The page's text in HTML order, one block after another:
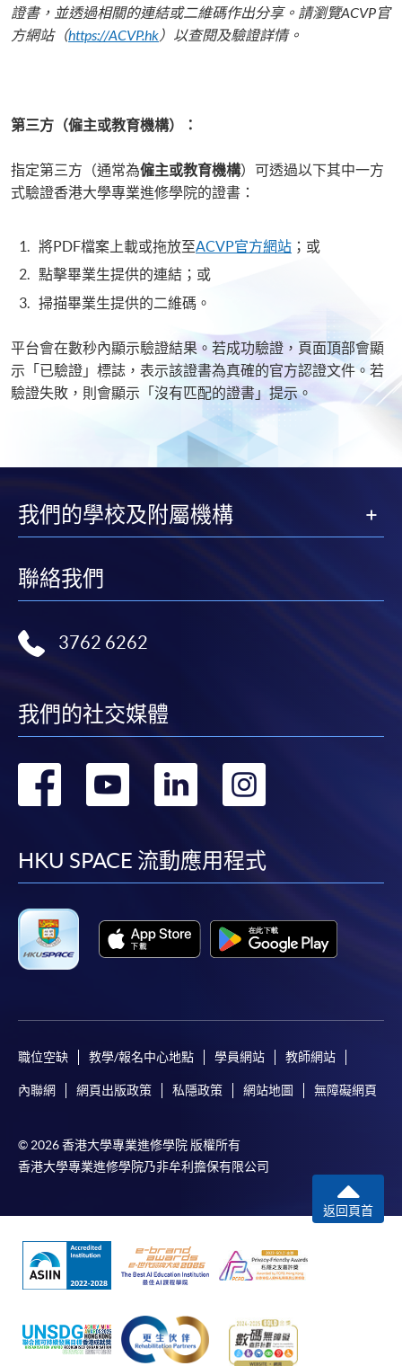
證書，並透過相關的連結或二維碼作出分享。請瀏覽ACVP官
方網站（https://ACVP.hk）以查閱及驗證詳情。
第三方（僱主或教育機構）：
指定第三方（通常為僱主或教育機構）可透過以下其中一方
式驗證香港大學專業進修學院的證書：
將PDF檔案上載或拖放至ACVP官方網站 ；或
點擊畢業生提供的連結；或
掃描畢業生提供的二維碼。
平台會在數秒內顯示驗證結果。若成功驗證，頁面頂部會顯
示「已驗證」標誌，表示該證書為真確的官方認證文件。若
驗證失敗，則會顯示「沒有匹配的證書」提示。
我們的學校及附屬機構
聯絡我們
3762 6262
我們的社交媒體
轉
facebook
轉
youtube
轉
linkedin
HKU SPACE 流動應用程式
職位空缺 教學/報名中心地點 學員網站 教師網站
內聯網 網頁出版政策 私隱政策 網站地圖 無障礙網頁
© 2026 香港大學專業進修學院 版權所有
香港大學專業進修學院乃非牟利擔保有限公司
返回頁首